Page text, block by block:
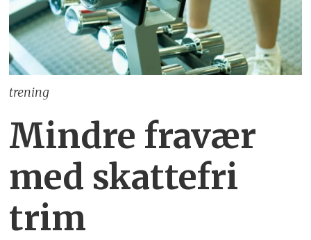
trening
Mindre fravær
med skattefri
trim